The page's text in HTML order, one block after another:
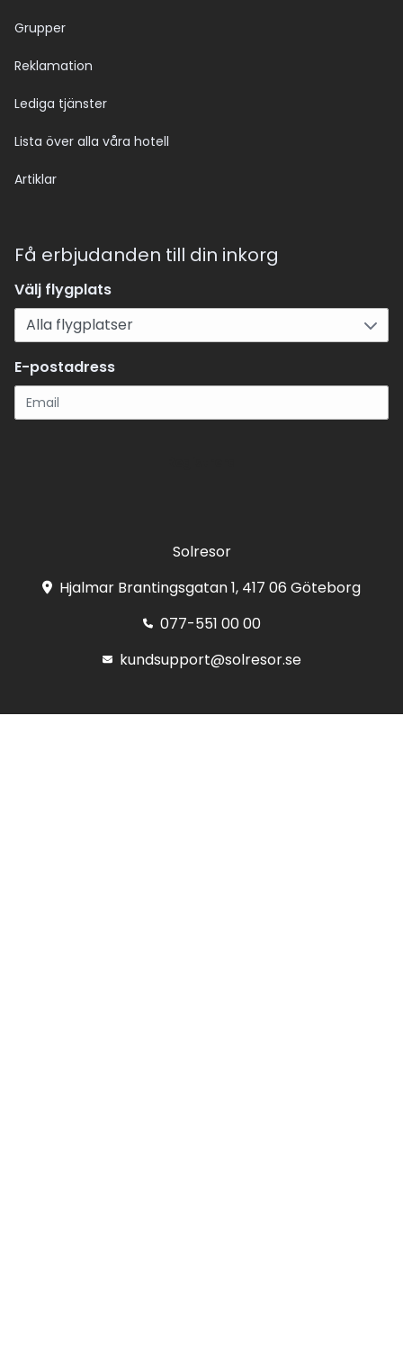
Grupper
Reklamation
Lediga tjänster
Lista över alla våra hotell
Artiklar
Få erbjudanden till din inkorg
Välj flygplats
E-postadress
Solresor
Hjalmar Brantingsgatan 1, 417 06 Göteborg
077-551 00 00
kundsupport@solresor.se